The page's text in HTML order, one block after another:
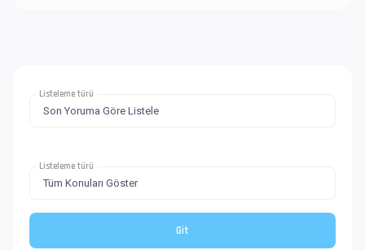
Listeleme türü
Listeleme türü